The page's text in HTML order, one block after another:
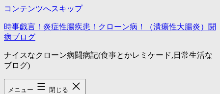
コンテンツへスキップ
時事戯言！炎症性腸疾患！クローン病！（潰瘍性大腸炎）闘
病ブログ
ナイスなクローン病闘病記(食事とかレミケード,日常生活な
ブログ)
メニュー 閉じる